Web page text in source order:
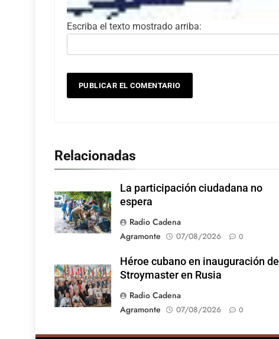
Escriba el texto mostrado arriba:
Relacionadas
La participación ciudadana no
espera
Radio Cadena
Agramonte
07/08/2026 0
Héroe cubano en inauguración de
Stroymaster en Rusia
Radio Cadena
Agramonte
07/08/2026 0